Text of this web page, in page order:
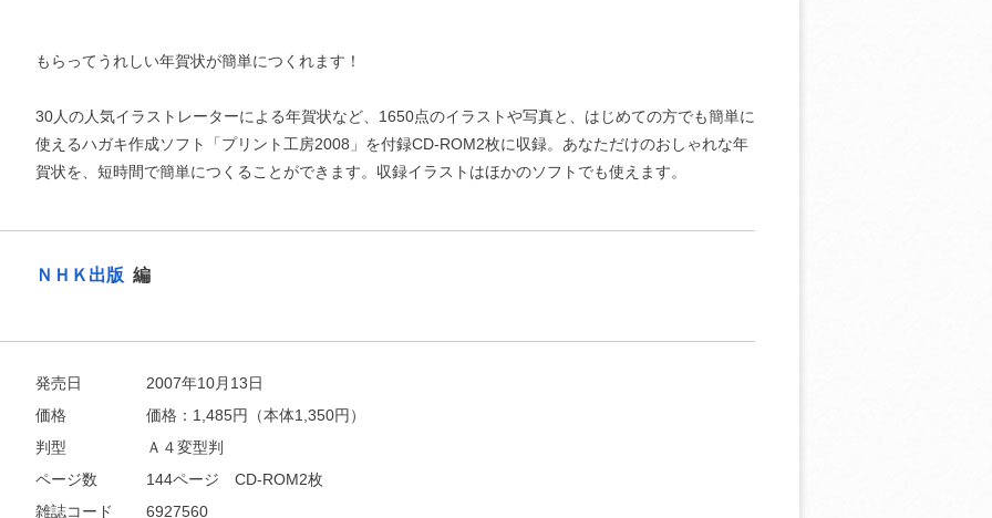
他にも商品を買う
もらってうれしい年賀状が簡単につくれます！
30人の人気イラストレーターによる年賀状など、1650点のイラストや写真と、はじめての方でも簡単に
使えるハガキ作成ソフト「プリント工房2008」を付録CD-ROM2枚に収録。あなただけのおしゃれな年
賀状を、短時間で簡単につくることができます。収録イラストはほかのソフトでも使えます。
ＮＨＫ出版 編
発売日
2007年10月13日
価格
価格： 1,485円（本体1,350円）
判型
Ａ４変型判
ページ数
144ページ CD-ROM2枚
雑誌コード
6927560